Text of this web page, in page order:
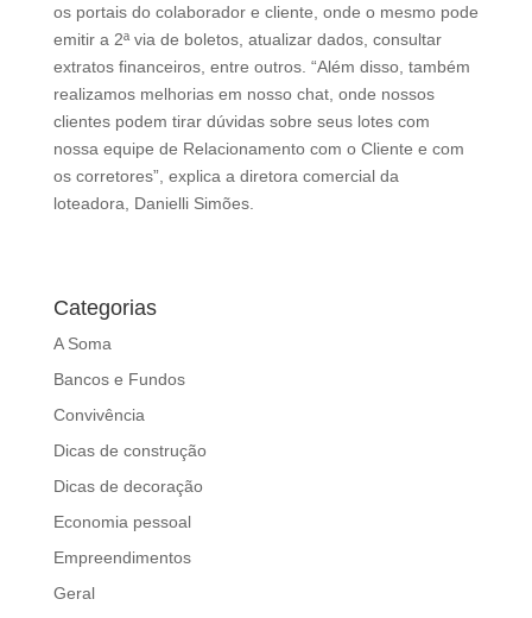
os portais do colaborador e cliente, onde o mesmo pode
emitir a 2ª via de boletos, atualizar dados, consultar
extratos financeiros, entre outros. “Além disso, também
realizamos melhorias em nosso chat, onde nossos
clientes podem tirar dúvidas sobre seus lotes com
nossa equipe de Relacionamento com o Cliente e com
os corretores”, explica a diretora comercial da
loteadora, Danielli Simões.
Categorias
A Soma
Bancos e Fundos
Convivência
Dicas de construção
Dicas de decoração
Economia pessoal
Empreendimentos
Geral